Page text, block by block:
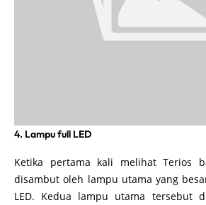
4. Lampu full LED
Ketika pertama kali melihat Terios
disambut oleh lampu utama yang
LED. Kedua lampu utama tersebut